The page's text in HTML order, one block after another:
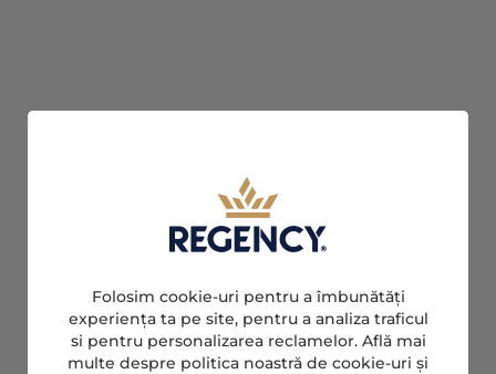
Folosim cookie-uri pentru a îmbunătăți
experiența ta pe site, pentru a analiza traficul
si pentru personalizarea reclamelor. Află mai
multe despre politica noastră de cookie-uri și